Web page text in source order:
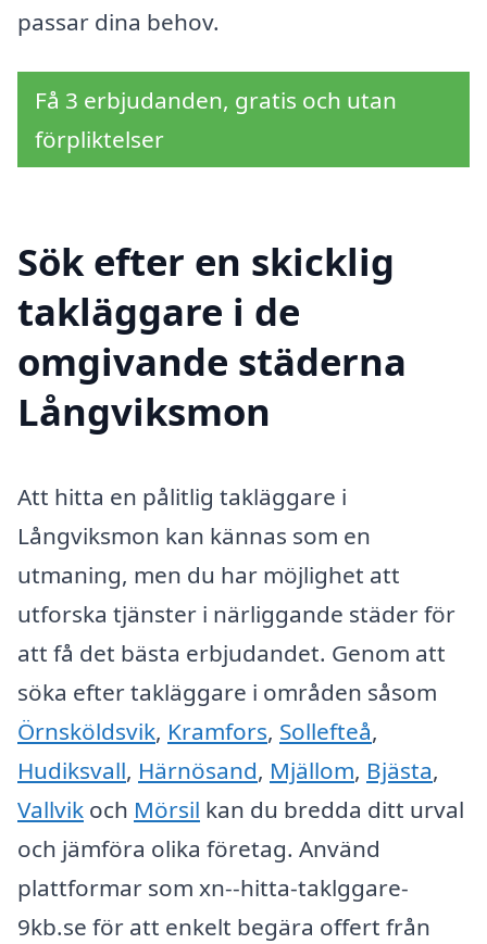
passar dina behov.
Få 3 erbjudanden, gratis och utan
förpliktelser
Sök efter en skicklig
takläggare i de
omgivande städerna
Långviksmon
Att hitta en pålitlig takläggare i
Långviksmon kan kännas som en
utmaning, men du har möjlighet att
utforska tjänster i närliggande städer för
att få det bästa erbjudandet. Genom att
söka efter takläggare i områden såsom
Örnsköldsvik, Kramfors, Sollefteå,
Hudiksvall, Härnösand, Mjällom, Bjästa,
Vallvik och Mörsil kan du bredda ditt urval
och jämföra olika företag. Använd
plattformar som xn--hitta-taklggare-
9kb.se för att enkelt begära offert från